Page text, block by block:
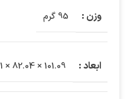
وزن : 95 گرم
ابعاد : 101.09 × 82.04 × 80.01 میلی‌متر